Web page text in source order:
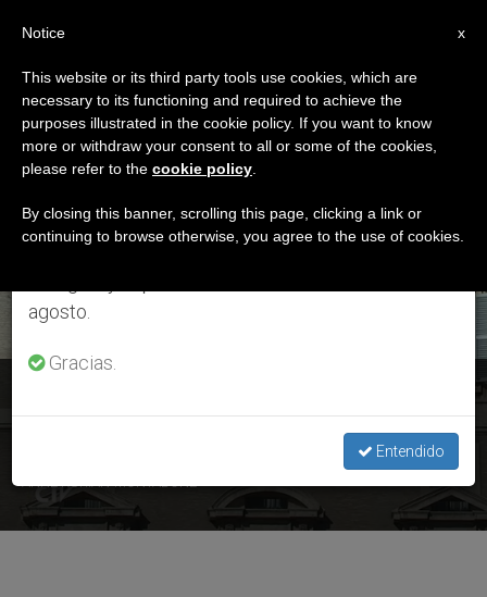
DÍA
Noviembre 19th, 2017
ÚLTIMAS NOTICIAS
×
Aviso importante
Del 27 de julio al 7 de agosto haremos la pausa
anual, aprovechando que en el periodo de verano
se generan menos informaciones y también el
agosto.
Gracias.
Entendido
x
Notice
This website or its third party tools use cookies, which are
necessary to its functioning and required to achieve the
purposes illustrated in the cookie policy. If you want to know
more or withdraw your consent to all or some of the cookies,
please refer to the cookie policy
By closing this banner, scrolling this page, clicking a link or
continuing to browse otherwise, you agree to the use of cookies.